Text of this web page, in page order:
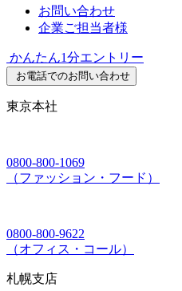
お問い合わせ
企業ご担当者様
かんたん1分エントリー
お電話でのお問い合わせ
東京本社
0800-800-1069
（ファッション・フード）
0800-800-9622
（オフィス・コール）
札幌支店